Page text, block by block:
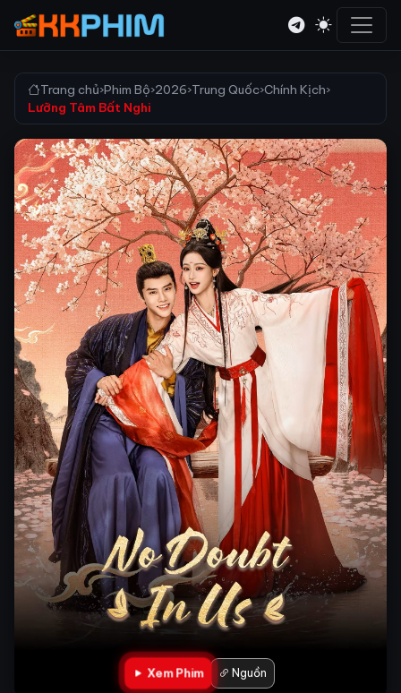
Trang chủ›Phim Bộ›2026›Trung Quốc›Chính Kịch›
Lưỡng Tâm Bất Nghi
Xem Phim Nguồn